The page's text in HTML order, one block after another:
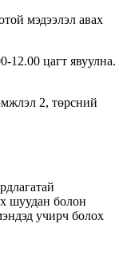
мэдээлэл авах
12.00 цагт явуулна.
2, төрсний
шуудан болон
учирч болох